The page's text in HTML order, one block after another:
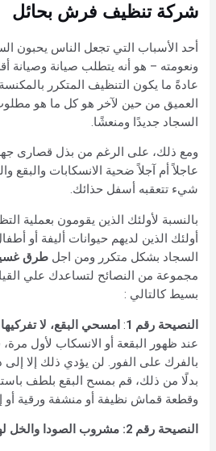
شركة تنظيف فرش بحائل
أحد الأسباب التي تجعل الناس يحبون
ونعومته – هو أنه يتطلب صيانة وصيانة
عادةً ما يكون التنظيف المتكرر
العميق من حين لآخر هو كل ما هو
السجاد جديدًا ومنعشًا.
ومع ذلك، على الرغم من بذل قصارى
عاجلاً أم آجلاً ضحية الانسكابات والبقع
شيء تتعقبه أسفل حذائك.
بالنسبة لأولئك الذين يقومون بعملية
أولئك الذين لديهم حيوانات أليفة أو
السجاد بشكل متكرر ومن اجلطرق
مجموعة من النصائح لتساعدك علي
بسيط كالتالي :
النصيحة رقم 1 : امسحي البقع، لا
عند ظهور البقعة أو الانسكاب لأول مرة،
بالفرك على الفور. لن يؤدي ذلك إلا إلى
بدلًا من ذلك، قم بمسح البقع بلطف
وقطعة قماش نظيفة أو منشفة ورقية أو
النصيحة رقم 2: مشروب الصودا والخل